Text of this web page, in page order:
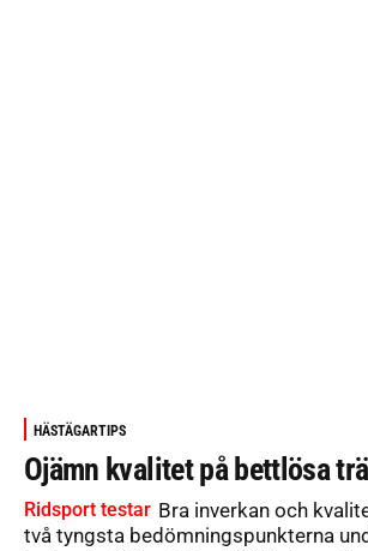
HÄSTÄGARTIPS
Ojämn kvalitet på bettlösa
Ridsport testar Bra inverkan och
två tyngsta bedömningspunkterna